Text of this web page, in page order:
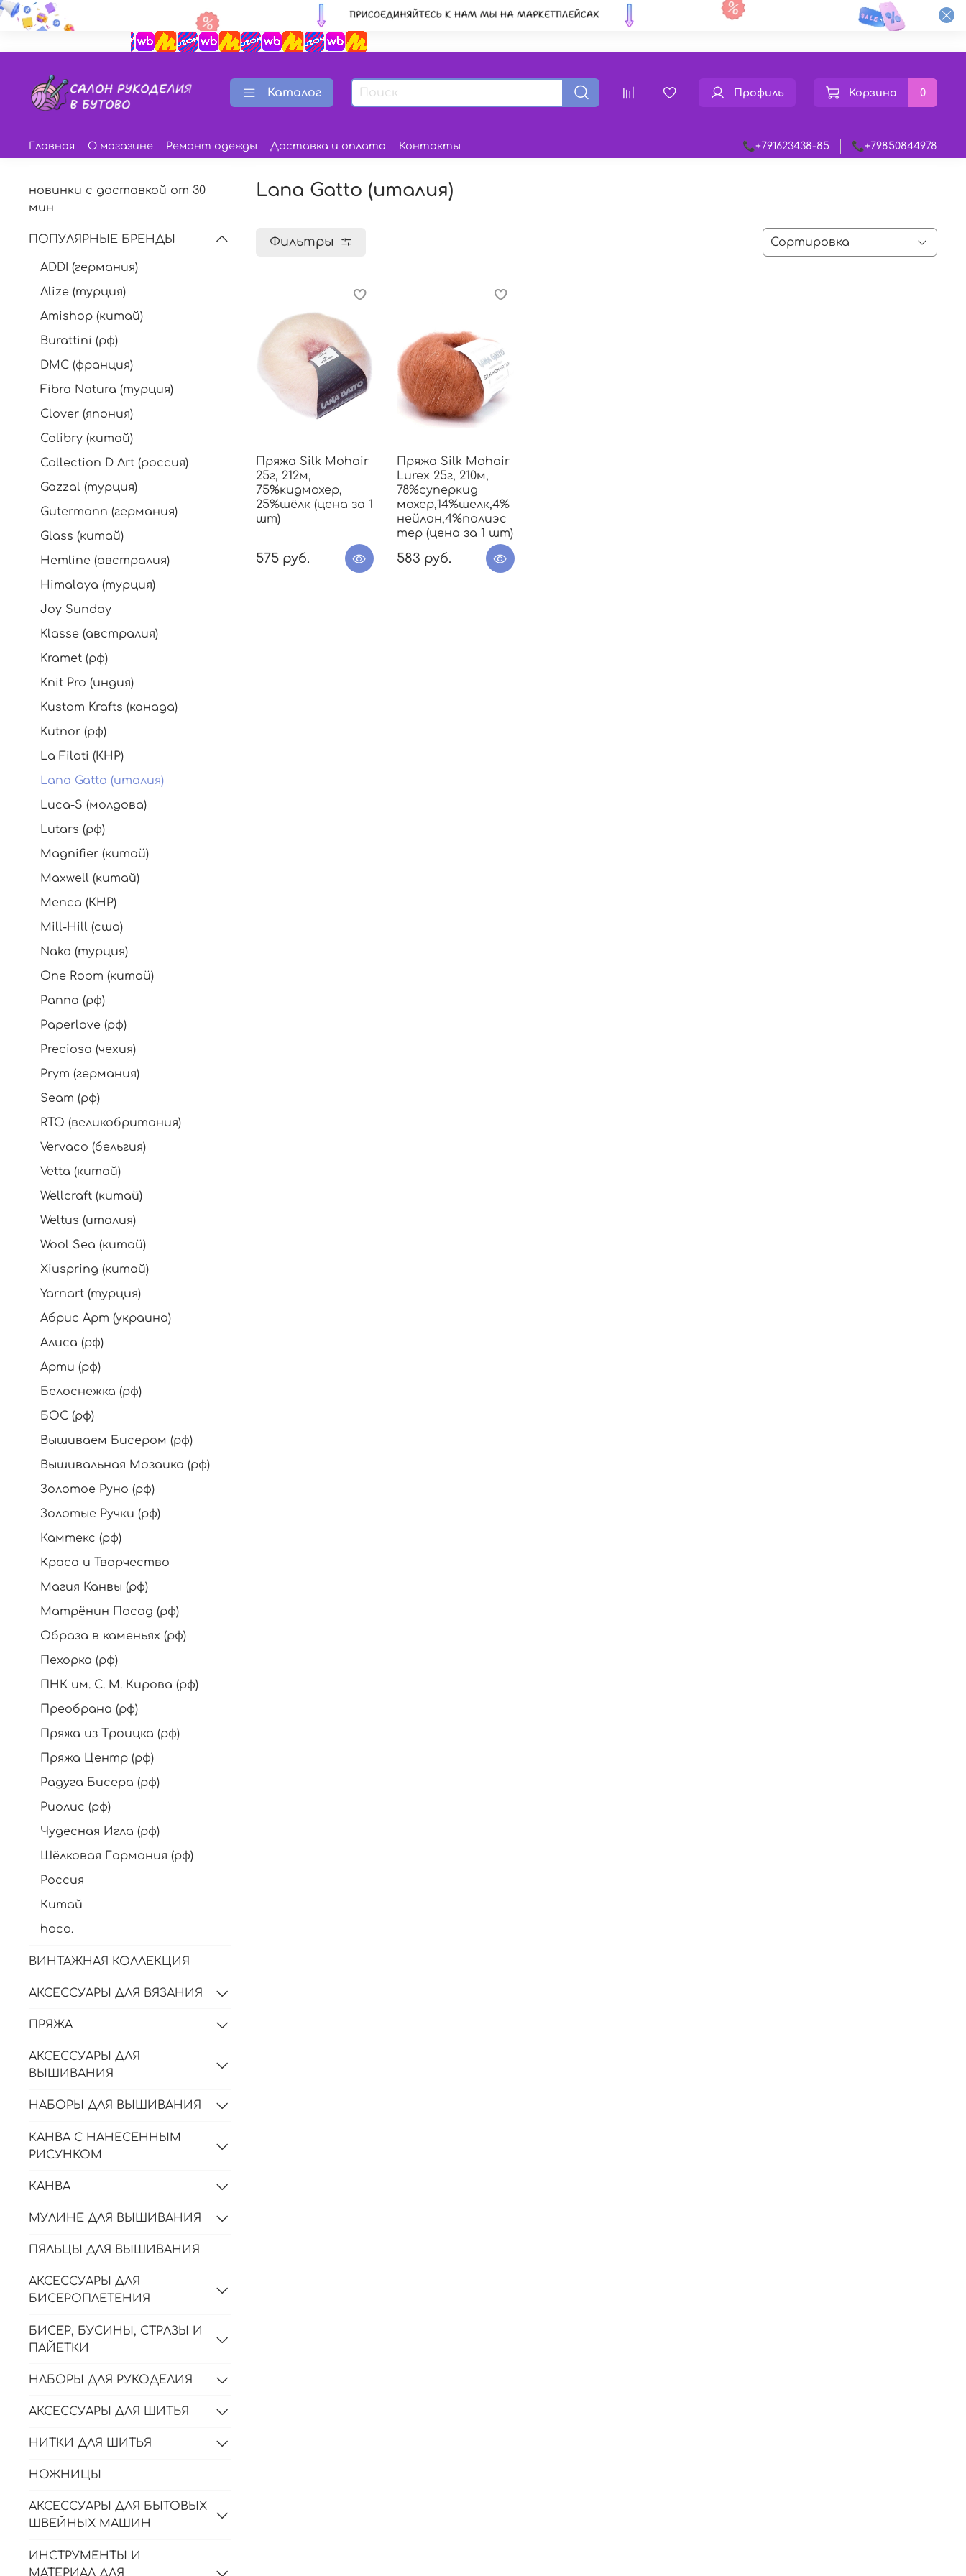
Каталог Профиль Корзина 0
Главная О магазине Ремонт одежды Доставка и оплата Контакты 📞+791623438-85 📞+79850844978
Lana Gatto (италия)
Фильтры
Пряжа Silk Mohair
25г, 212м,
75%кидмохер,
25%шёлк (цена за 1
шт)
575 руб.
Пряжа Silk Mohair
Lurex 25г, 210м,
78%суперкид
мохер,14%шелк,4%
нейлон,4%полиэс
тер (цена за 1 шт)
583 руб.
новинки с доставкой от 30
мин
ПОПУЛЯРНЫЕ БРЕНДЫ
ADDI (германия)
Alize (турция)
Amishop (китай)
Burattini (рф)
DMC (франция)
Fibra Natura (турция)
Clover (япония)
Colibry (китай)
Collection D Art (россия)
Gazzal (турция)
Gutermann (германия)
Glass (китай)
Hemline (австралия)
Himalaya (турция)
Joy Sunday
Klasse (австралия)
Kramet (рф)
Knit Pro (индия)
Kustom Krafts (канада)
Kutnor (рф)
La Filati (КНР)
Lana Gatto (италия)
Luca-S (молдова)
Lutars (рф)
Magnifier (китай)
Maxwell (китай)
Menca (КНР)
Mill-Hill (сша)
Nako (турция)
One Room (китай)
Panna (рф)
Paperlove (рф)
Preciosa (чехия)
Prym (германия)
Seam (рф)
RTO (великобритания)
Vervaco (бельгия)
Vetta (китай)
Wellcraft (китай)
Weltus (италия)
Wool Sea (китай)
Xiuspring (китай)
Yarnart (турция)
Абрис Арт (украина)
Алиса (рф)
Арти (рф)
Белоснежка (рф)
БОС (рф)
Вышиваем Бисером (рф)
Вышивальная Мозаика (рф)
Золотое Руно (рф)
Золотые Ручки (рф)
Камтекс (рф)
Краса и Творчество
Магия Канвы (рф)
Матрёнин Посад (рф)
Образа в каменьях (рф)
Пехорка (рф)
ПНК им. С. М. Кирова (рф)
Преобрана (рф)
Пряжа из Троицка (рф)
Пряжа Центр (рф)
Радуга Бисера (рф)
Риолис (рф)
Чудесная Игла (рф)
Шёлковая Гармония (рф)
Россия
Китай
hoco.
ВИНТАЖНАЯ КОЛЛЕКЦИЯ
АКСЕССУАРЫ ДЛЯ ВЯЗАНИЯ
ПРЯЖА
АКСЕССУАРЫ ДЛЯ
ВЫШИВАНИЯ
НАБОРЫ ДЛЯ ВЫШИВАНИЯ
КАНВА С НАНЕСЕННЫМ
РИСУНКОМ
КАНВА
МУЛИНЕ ДЛЯ ВЫШИВАНИЯ
ПЯЛЬЦЫ ДЛЯ ВЫШИВАНИЯ
АКСЕССУАРЫ ДЛЯ
БИСЕРОПЛЕТЕНИЯ
БИСЕР, БУСИНЫ, СТРАЗЫ И
ПАЙЕТКИ
НАБОРЫ ДЛЯ РУКОДЕЛИЯ
АКСЕССУАРЫ ДЛЯ ШИТЬЯ
НИТКИ ДЛЯ ШИТЬЯ
НОЖНИЦЫ
АКСЕССУАРЫ ДЛЯ БЫТОВЫХ
ШВЕЙНЫХ МАШИН
ИНСТРУМЕНТЫ И
МАТЕРИАЛ ДЛЯ